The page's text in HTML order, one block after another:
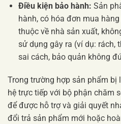
Điều kiện bảo hành: Sản
hành, có hóa đơn mua
thuộc về nhà sản xuất,
sử dụng gây ra (ví dụ: rách,
sai cách, bảo quản không
Trong trường hợp sản phẩm bị
hệ trực tiếp với bộ phận chăm
để được hỗ trợ và giải quyết
đổi trả sản phẩm mới hoặc